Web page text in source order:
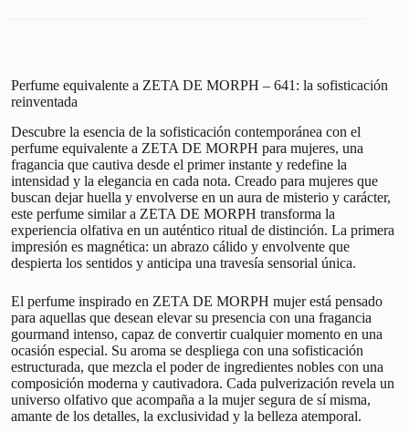
Perfume equivalente a ZETA DE MORPH – 641: la sofisticación
reinventada
Descubre la esencia de la sofisticación contemporánea con el
perfume equivalente a ZETA DE MORPH para mujeres, una
fragancia que cautiva desde el primer instante y redefine la
intensidad y la elegancia en cada nota. Creado para mujeres que
buscan dejar huella y envolverse en un aura de misterio y carácter,
este perfume similar a ZETA DE MORPH transforma la
experiencia olfativa en un auténtico ritual de distinción. La primera
impresión es magnética: un abrazo cálido y envolvente que
despierta los sentidos y anticipa una travesía sensorial única.
El perfume inspirado en ZETA DE MORPH mujer está pensado
para aquellas que desean elevar su presencia con una fragancia
gourmand intenso, capaz de convertir cualquier momento en una
ocasión especial. Su aroma se despliega con una sofisticación
estructurada, que mezcla el poder de ingredientes nobles con una
composición moderna y cautivadora. Cada pulverización revela un
universo olfativo que acompaña a la mujer segura de sí misma,
amante de los detalles, la exclusividad y la belleza atemporal.